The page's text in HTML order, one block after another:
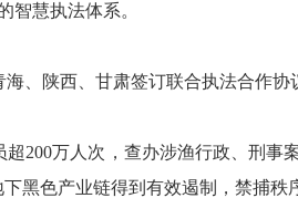
智慧执法体系。
、陕西、甘肃签订联合执法合作协
200万人次，查办涉渔行政、刑事
黑色产业链得到有效遏制，禁捕秩